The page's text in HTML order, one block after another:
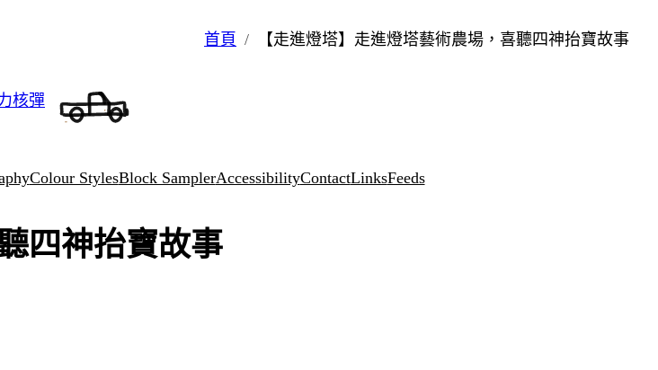
首頁 【走進燈塔】走進燈塔藝術農場，喜聽四神抬寶故事
核彈
Colour StylesBlock SamplerAccessibilityContactLinksFeeds
四神抬寶故事